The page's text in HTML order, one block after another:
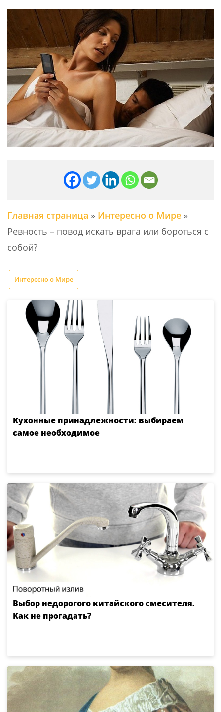
Главная страница » Интересно о Мире »
Ревность – повод искать врага или бороться с
собой?
Интересно о Мире
Кухонные принадлежности: выбираем
самое необходимое
Выбор недорогого китайского смесителя.
Как не прогадать?